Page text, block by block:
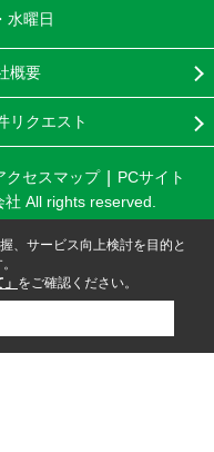
水曜日
概要
リクエスト
クセスマップ
PCサイト
All rights reserved.
、サービス向上検討を目的と
をご確認ください。